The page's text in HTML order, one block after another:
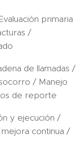
primaria
/
de llamadas /
/ Manejo
de reporte
y ejecución /
continua /